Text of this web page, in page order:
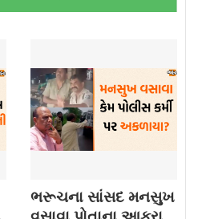
ભરૂચના સાંસદ મનસુખ